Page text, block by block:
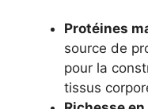
Protéines
source de
pour la
tissus